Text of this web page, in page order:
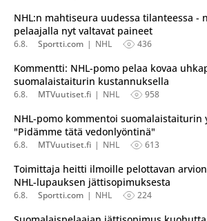
NHL:n mahtiseura uudessa tilanteessa -
pelaajalla nyt valtavat paineet
6.8. Sportti.com NHL 436
Kommentti: NHL-pomo pelaa kovaa
suomalaistaiturin kustannuksella
6.8. MTVuutiset.fi NHL 958
NHL-pomo kommentoi suomalaistaiturin
"Pidämme tätä vedonlyöntinä"
6.8. MTVuutiset.fi NHL 613
Toimittaja heitti ilmoille pelottavan
NHL-lupauksen jättisopimuksesta
6.8. Sportti.com NHL 224